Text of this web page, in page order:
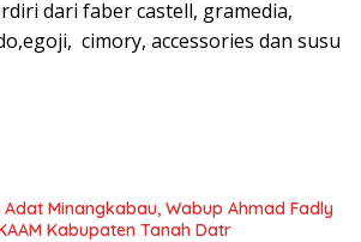
dari faber castell, gramedia,
cimory, accessories dan susu
Minangkabau, Wabup Ahmad Fadly
Kabupaten Tanah Datr